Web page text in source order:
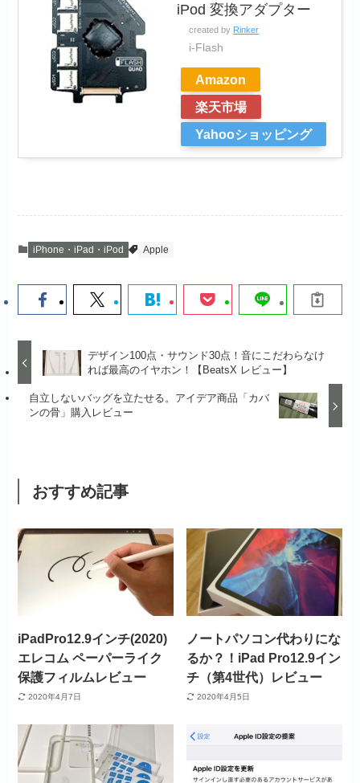
iPod 変換アダプター
created by Rinker
i-Flash
Amazon
楽天市場
Yahooショッピング
iPhone・iPad・iPod Apple
デザイン100点・サウンド30点！音にこだわらなけ
れば最高のイヤホン！【BeatsX レビュー】
自立しないバッグを立たせる。アイデア商品「カバ
ンの骨」購入レビュー
おすすめ記事
iPadPro12.9インチ(2020)
エレコム ペーパーライク
保護フィルムレビュー
2020年4月7日
ノートパソコン代わりにな
るか？！iPad Pro12.9イン
チ（第4世代）レビュー
2020年4月5日